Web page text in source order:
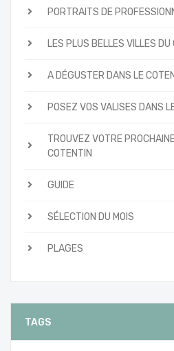
PORTRAITS DE
LES PLUS BELLES VILLES DU
A DÉGUSTER DANS LE
POSEZ VOS VALISES DANS
TROUVEZ VOTRE
COTENTIN
GUIDE
SÉLECTION DU MOIS
PLAGES
TAGS